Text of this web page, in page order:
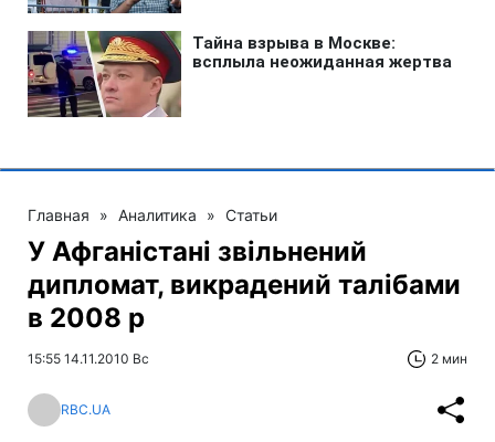
Главная » Аналитика » Статьи
У Афганістані звільнений
дипломат, викрадений талібами
в 2008 р
15:55 14.11.2010 Вс 2 мин
RBC.UA